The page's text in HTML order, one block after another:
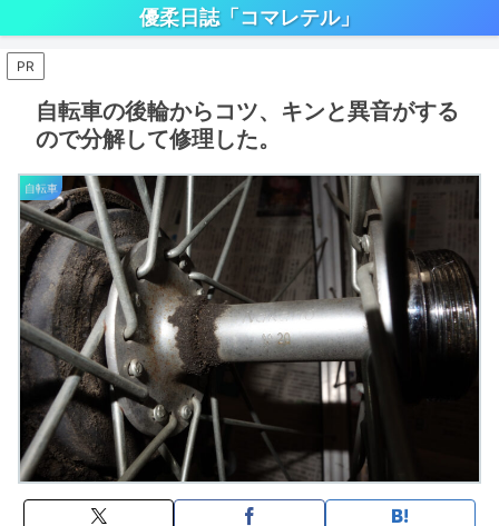
優柔日誌「コマレテル」
PR
自転車の後輪からコツ、キンと異音がする
ので分解して修理した。
自転車